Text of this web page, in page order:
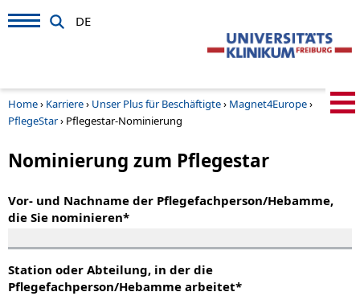
DE
Home› Karriere› Unser Plus für Beschäftigte› Magnet4Europe›
PflegeStar› Pflegestar-Nominierung
Nominierung zum Pflegestar
Vor- und Nachname der Pflegefachperson/Hebamme,
die Sie nominieren*
Station oder Abteilung, in der die
Pflegefachperson/Hebamme arbeitet*